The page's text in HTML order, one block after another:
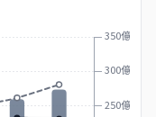
250億
300億
350億